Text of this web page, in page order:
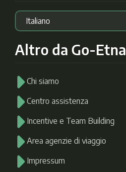
Altro da Go-Etna
Chi siamo
Centro assistenza
Incentive e Team Building
Area agenzie di viaggio
Impressum